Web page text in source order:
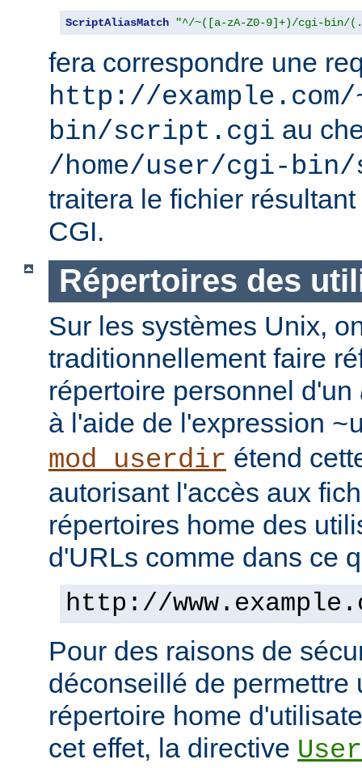
ScriptAliasMatch "^/~([a-zA-Z0-9]+)/cgi-bin/
fera correspondre une
http://
bin/script.cgi au
/home/user/cgi-
traitera le fichier
CGI.
Répertoires des
Sur les systèmes Unix,
traditionnellement faire
répertoire personnel d'un
à l'aide de l'expression
mod_userdir étend
autorisant l'accès aux
répertoires home des
d'URLs comme dans ce
http://
Pour des raisons de
déconseillé de permettre
répertoire home
cet effet, la directive